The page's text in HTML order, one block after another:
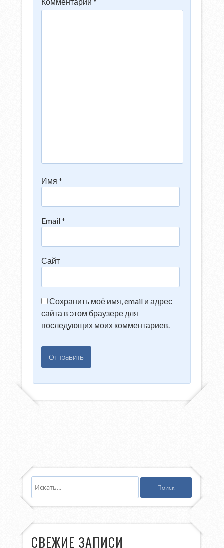
Имя*
Email*
Сайт
Сохранить моё имя, email и адрес
сайта в этом браузере для
последующих моих комментариев.
СВЕЖИЕ ЗАПИСИ